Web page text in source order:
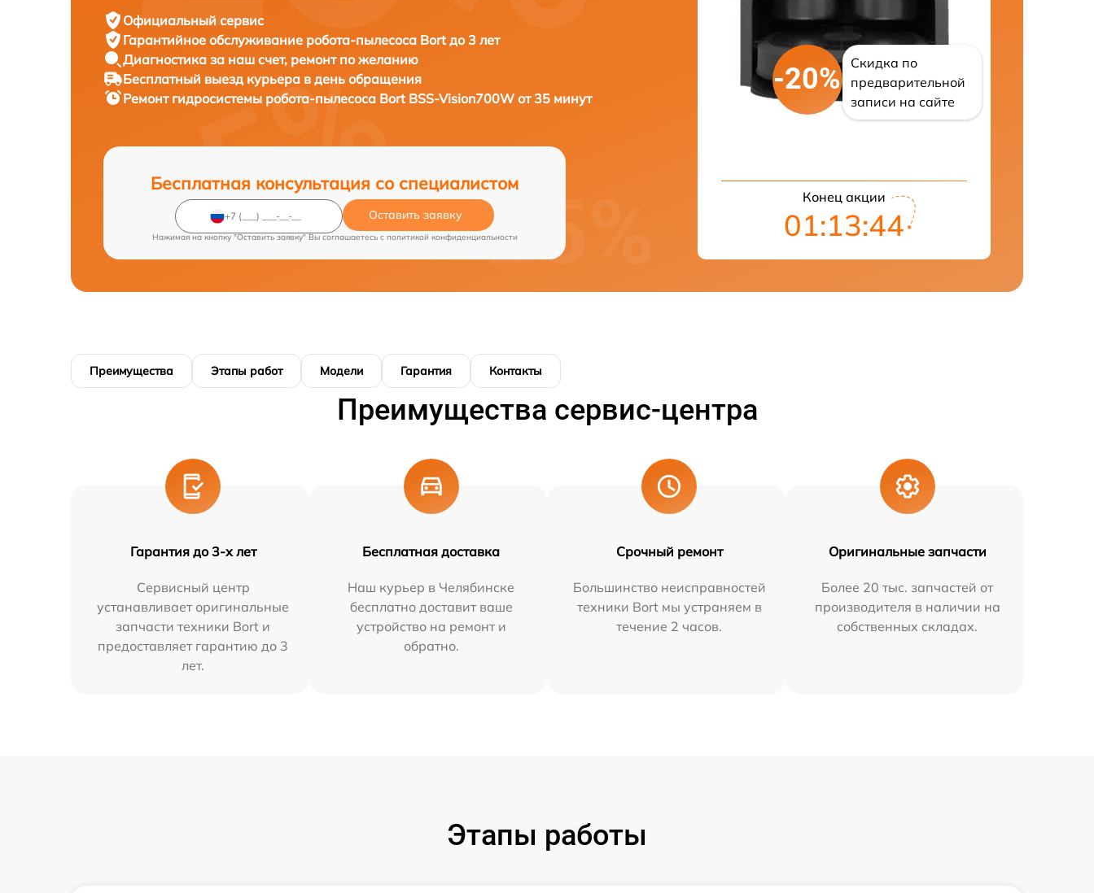
Официальный сервис
Гарантийное обслуживание робота-пылесоса Bort до 3 лет
Диагностика за наш счет, ремонт по желанию
Бесплатный выезд курьера в день обращения
Ремонт гидросистемы робота-пылесоса Bort BSS-Vision700W от 35 минут
Бесплатная консультация со специалистом
Оставить заявку
Нажимая на кнопку "Оставить заявку" Вы соглашаетесь c политикой конфиденциальности
-20%
Скидка по
предварительной
записи на сайте
Конец акции
01:13:43
Преимущества Этапы работ Модели Гарантия Контакты
Преимущества сервис-центра
Гарантия до 3-х лет
Сервисный центр
устанавливает оригинальные
запчасти техники Bort и
предоставляет гарантию до 3
лет.
Бесплатная доставка
Наш курьер в Челябинске
бесплатно доставит ваше
устройство на ремонт и
обратно.
Срочный ремонт
Большинство неисправностей
техники Bort мы устраняем в
течение 2 часов.
Оригинальные запчасти
Более 20 тыс. запчастей от
производителя в наличии на
собственных складах.
Этапы работы